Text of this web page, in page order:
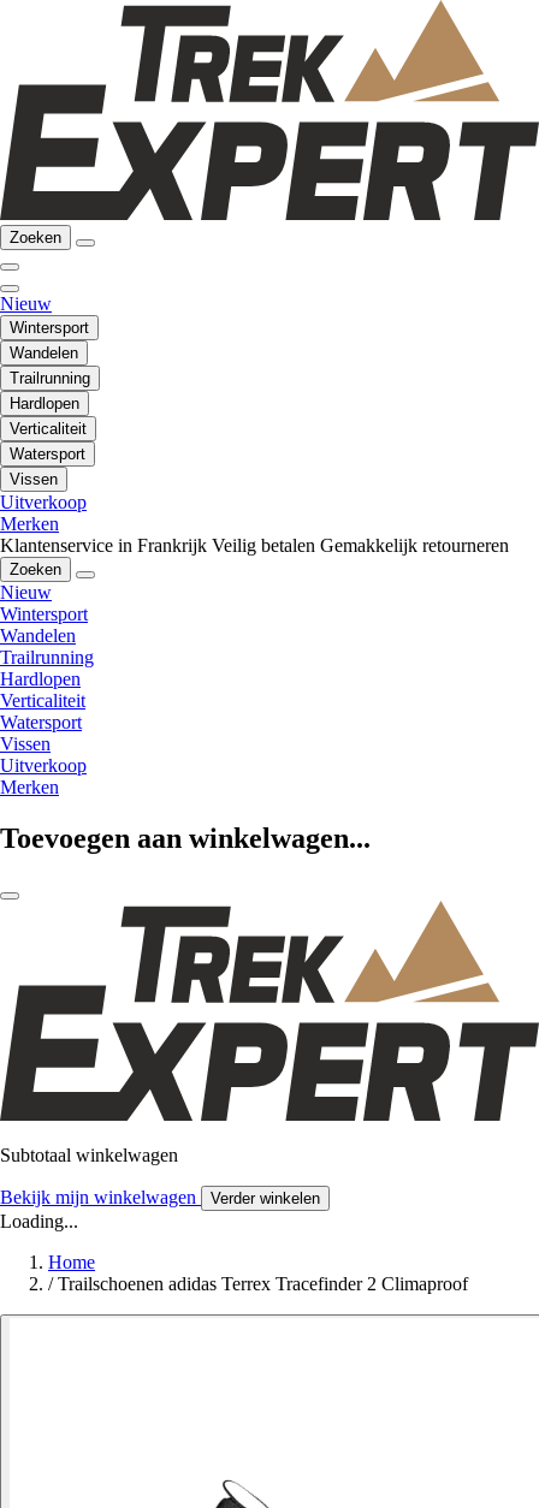
Zoeken
Nieuw
Wintersport
Wandelen
Trailrunning
Hardlopen
Verticaliteit
Watersport
Vissen
Uitverkoop
Merken
Klantenservice in Frankrijk Veilig betalen Gemakkelijk retourneren
Zoeken
Nieuw
Wintersport
Wandelen
Trailrunning
Hardlopen
Verticaliteit
Watersport
Vissen
Uitverkoop
Merken
Toevoegen aan winkelwagen...
Subtotaal winkelwagen
Bekijk mijn winkelwagen Verder winkelen
Loading...
Home
/ Trailschoenen adidas Terrex Tracefinder 2 Climaproof